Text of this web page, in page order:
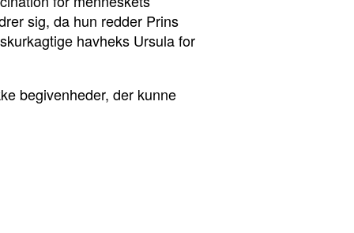
sig, da hun redder Prins
havheks Ursula for
begivenheder, der kunne